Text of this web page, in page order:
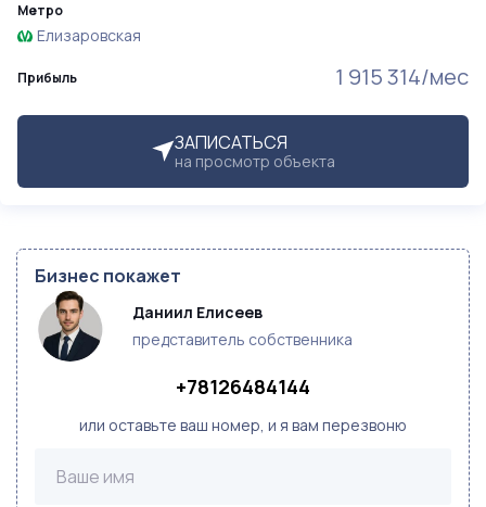
Прибыль 1 915 314/мес
ЗАПИСАТЬСЯ
на просмотр объекта
Метро
Елизаровская
Бизнес покажет
Даниил Елисеев
представитель собственника
+78126484144
или оставьте ваш номер, и я вам перезвоню